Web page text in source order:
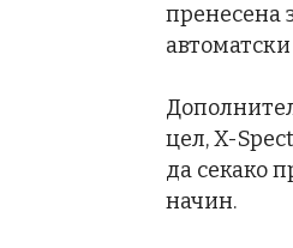
пренесена
цел, X-
да секако
начин.